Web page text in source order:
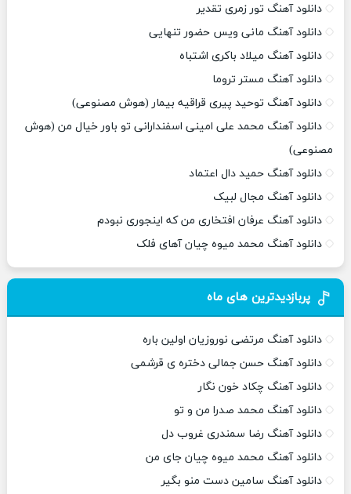
دانلود آهنگ تور زمری تقدیر
دانلود آهنگ مانی ویس حضور تنهایی
دانلود آهنگ میلاد باکری اشتباه
دانلود آهنگ مستر تروما
دانلود آهنگ توحید پیری قراقیه بیمار (هوش مصنوعی)
دانلود آهنگ محمد علی امینی اسفندارانی تو باور خیال من (هوش
مصنوعی)
دانلود آهنگ حمید دال اعتماد
دانلود آهنگ مجال لبیک
دانلود آهنگ عرفان افتخاری من که اینجوری نبودم
دانلود آهنگ محمد میوه چیان آهای فلک
پربازدیدترین های ماه
دانلود آهنگ مرتضی نوروزیان اولین باره
دانلود آهنگ حسن جمالی دختره ی قرشمی
دانلود آهنگ چکاد خون نگار
دانلود آهنگ محمد صدرا من و تو
دانلود آهنگ رضا سمندری غروب دل
دانلود آهنگ محمد میوه چیان جای من
دانلود آهنگ سامین دست منو بگیر